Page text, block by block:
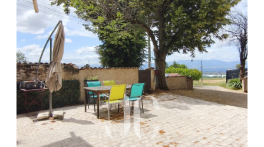
voir le bien